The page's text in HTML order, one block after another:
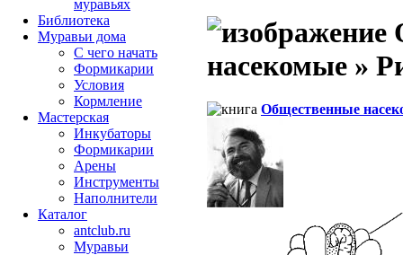
насекомые »
Общественные
муравьях
Библиотека
Муравьи дома
С чего начать
Формикарии
Условия
Кормление
Мастерская
Инкубаторы
Формикарии
Арены
Инструменты
Наполнители
Каталог
antclub.ru
Муравьи